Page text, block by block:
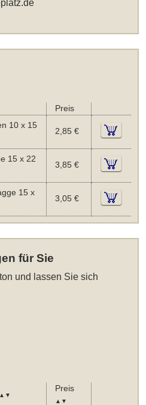
Preis
10 x 15
2,85 €
15 x 22
3,85 €
15 x
3,05 €
für Sie
und lassen Sie sich
▲▼
Preis
▲▼